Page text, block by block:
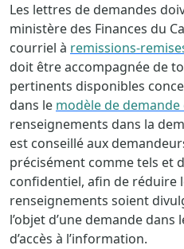
Les lettres de demandes
ministère des Finances du
courriel à remissions-
doit être accompagnée de
pertinents disponibles
dans le modèle de
renseignements dans la
est conseillé aux
précisément comme tels et
confidentiel, afin de réduire
renseignements soient
l’objet d’une demande
d’accès à l’information.